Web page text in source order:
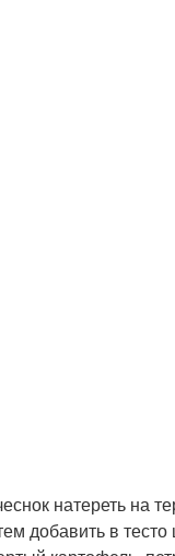
натереть на
добавить в тесто